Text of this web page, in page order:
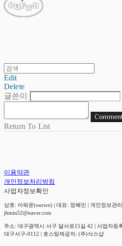
Edit
Delete
글쓴이
Return To List
이용약관
개인정보처리방침
사업자정보확인
상호: 아워운(ourwn) | 대표: 정혜민 | 개인정보관
jhmin52@naver.com
주소: 대구광역시 서구 달서로15길 42 | 사업자등
대구서구-0112 | 호스팅제공자: (주)식스샵